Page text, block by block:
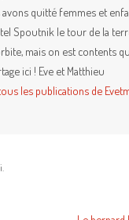
quitté femmes et
Spoutnik le tour de la
mais on est contents
ici ! Eve et Matthieu
les publications de
.